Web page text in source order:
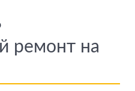
ремонт на